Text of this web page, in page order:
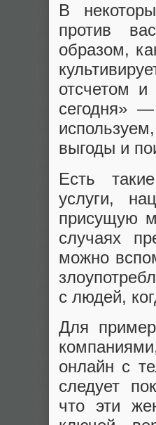
В
против
образом,
отсчетом и
сегодня»
выгоды и
Есть
услуги,
присущую
случаях
можно
с людей,
Для
онлайн с
следует
что эти